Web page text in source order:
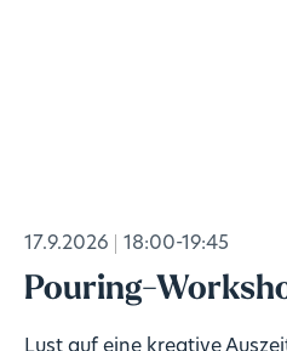
17.9.2026 18:00-19:45
Pouring-